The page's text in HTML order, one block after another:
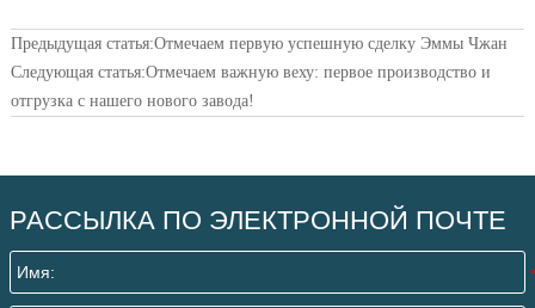
Предыдущая статья:Отмечаем первую успешную сделку Эммы Чжан
Следующая статья:Отмечаем важную веху: первое производство и
отгрузка с нашего нового завода!
РАССЫЛКА ПО ЭЛЕКТРОННОЙ ПОЧТЕ